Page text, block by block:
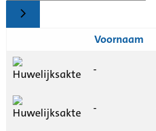
Voornaam
-
-